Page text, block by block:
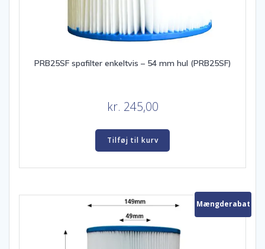
PRB25SF spafilter enkeltvis – 54 mm hul (PRB25SF)
kr. 245,00
Tilføj til kurv
Mængderabat